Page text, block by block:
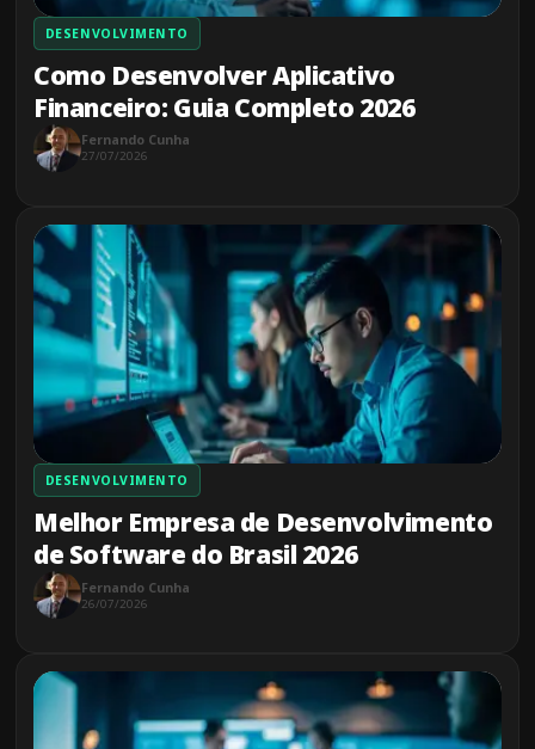
DESENVOLVIMENTO
Como Desenvolver Aplicativo
Financeiro: Guia Completo 2026
Fernando Cunha
27/07/2026
DESENVOLVIMENTO
Melhor Empresa de Desenvolvimento
de Software do Brasil 2026
Fernando Cunha
26/07/2026